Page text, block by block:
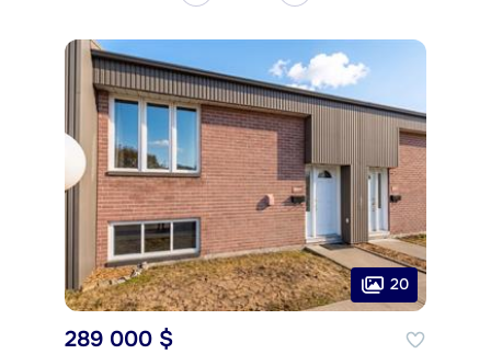
20
289 000 $